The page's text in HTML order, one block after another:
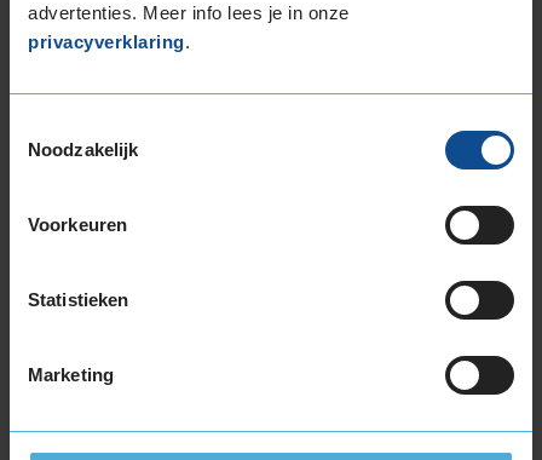
advertenties. Meer info lees je in onze
privacyverklaring.
Noodzakelijk
Voorkeuren
Statistieken
Marketing
18-inch banden
225/45R18 91Y EXTRALOAD
225/45R18 95Y EXTRALOAD
235/45R18 98Y EXTRALOAD